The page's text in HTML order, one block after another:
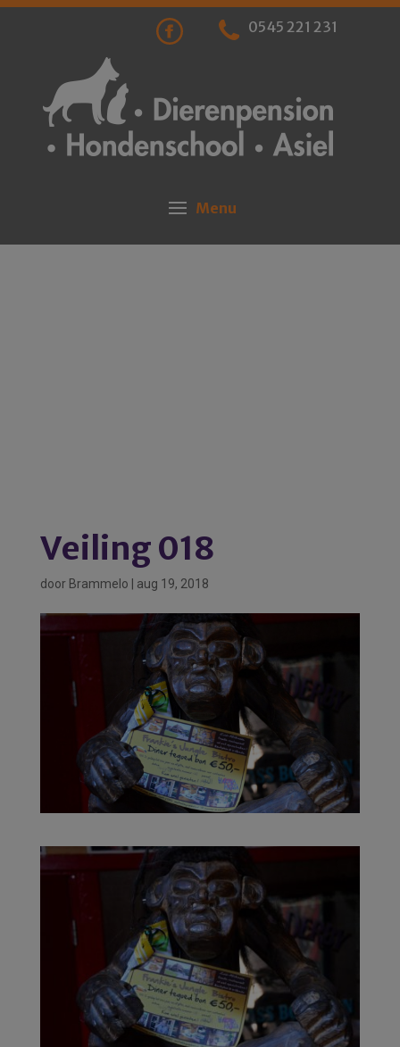
0545 221 231
Veiling 018
door Brammelo aug 19, 2018